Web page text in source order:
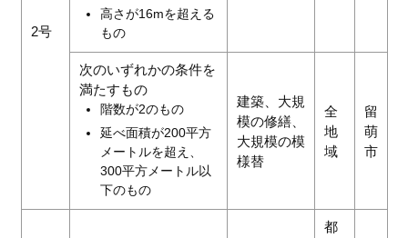
2号
高さが16mを超える
もの
次のいずれかの条件を
満たすもの
階数が2のもの
延べ面積が200平方
メートルを超え、
300平方メートル以
下のもの
建築、大規
模の修繕、
大規模の模
様替
全
地
域
留
萌
市
都